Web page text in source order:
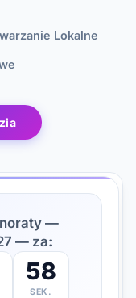
Lokalne
—
— za:
57
SEK.